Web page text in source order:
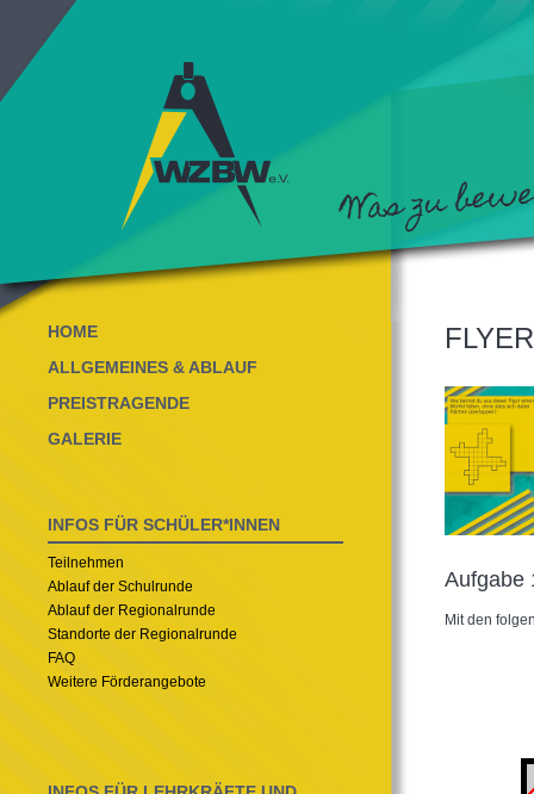
HOME
ALLGEMEINES & ABLAUF
PREISTRAGENDE
GALERIE
INFOS FÜR SCHÜLER*INNEN
Teilnehmen
Ablauf der Schulrunde
Ablauf der Regionalrunde
Standorte der Regionalrunde
FAQ
Weitere Förderangebote
Aufgabe
Mit den